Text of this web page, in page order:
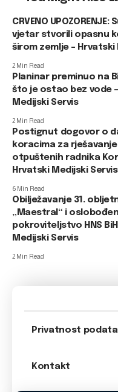
CRVENO
vjetar stvorili opasnu
širom zemlje – Hrvatski
2 Min Read
Planinar preminuo na
što je ostao bez vode
Medijski Servis
2 Min Read
Postignut dogovor o
koracima za
otpuštenih radnika
Hrvatski Medijski Servis
6 Min Read
Obilježavanje 31.
„Maestral“ i
pokroviteljstvo HNS
Medijski Servis
2 Min Read
Privatnost
Kontakt